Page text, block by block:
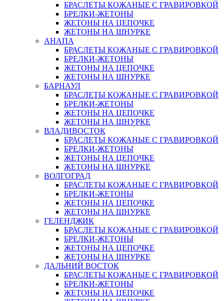
БРАСЛЕТЫ КОЖАНЫЕ С ГРАВИРОВКОЙ
БРЕЛКИ-ЖЕТОНЫ
ЖЕТОНЫ НА ЦЕПОЧКЕ
ЖЕТОНЫ НА ШНУРКЕ
АНАПА
БРАСЛЕТЫ КОЖАНЫЕ С ГРАВИРОВКОЙ
БРЕЛКИ-ЖЕТОНЫ
ЖЕТОНЫ НА ЦЕПОЧКЕ
ЖЕТОНЫ НА ШНУРКЕ
БАРНАУЛ
БРАСЛЕТЫ КОЖАНЫЕ С ГРАВИРОВКОЙ
БРЕЛКИ-ЖЕТОНЫ
ЖЕТОНЫ НА ЦЕПОЧКЕ
ЖЕТОНЫ НА ШНУРКЕ
ВЛАДИВОСТОК
БРАСЛЕТЫ КОЖАНЫЕ С ГРАВИРОВКОЙ
БРЕЛКИ-ЖЕТОНЫ
ЖЕТОНЫ НА ЦЕПОЧКЕ
ЖЕТОНЫ НА ШНУРКЕ
ВОЛГОГРАД
БРАСЛЕТЫ КОЖАНЫЕ С ГРАВИРОВКОЙ
БРЕЛКИ-ЖЕТОНЫ
ЖЕТОНЫ НА ЦЕПОЧКЕ
ЖЕТОНЫ НА ШНУРКЕ
ГЕЛЕНДЖИК
БРАСЛЕТЫ КОЖАНЫЕ С ГРАВИРОВКОЙ
БРЕЛКИ-ЖЕТОНЫ
ЖЕТОНЫ НА ЦЕПОЧКЕ
ЖЕТОНЫ НА ШНУРКЕ
ДАЛЬНИЙ ВОСТОК
БРАСЛЕТЫ КОЖАНЫЕ С ГРАВИРОВКОЙ
БРЕЛКИ-ЖЕТОНЫ
ЖЕТОНЫ НА ЦЕПОЧКЕ